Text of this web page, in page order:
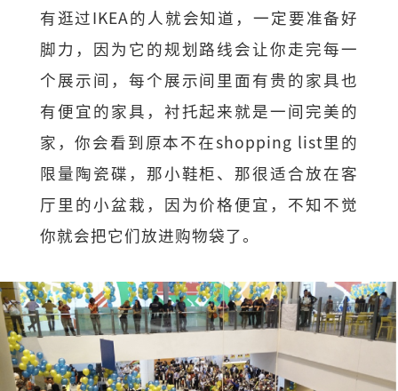
有逛过IKEA的人就会知道，一定要准备好
脚力，因为它的规划路线会让你走完每一
个展示间，每个展示间里面有贵的家具也
有便宜的家具，衬托起来就是一间完美的
家，你会看到原本不在shopping list里的
限量陶瓷碟，那小鞋柜、那很适合放在客
厅里的小盆栽，因为价格便宜，不知不觉
你就会把它们放进购物袋了。